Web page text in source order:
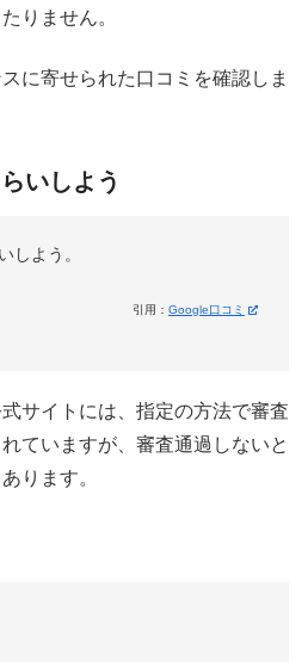
りません。
に寄せられた口コミを確認しま
いしよう
しよう。
引用：Google口コミ
サイトには、指定の方法で審査
ていますが、審査通過しないと
ります。